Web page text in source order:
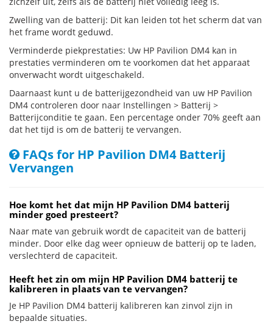
Zwelling van de batterij: Dit kan leiden tot het scherm dat van
het frame wordt geduwd.
Verminderde piekprestaties: Uw HP Pavilion DM4 kan in
prestaties verminderen om te voorkomen dat het apparaat
onverwacht wordt uitgeschakeld.
Daarnaast kunt u de batterijgezondheid van uw HP Pavilion
DM4 controleren door naar Instellingen > Batterij >
Batterijconditie te gaan. Een percentage onder 70% geeft aan
dat het tijd is om de batterij te vervangen.
FAQs for HP Pavilion DM4 Batterij
Vervangen
Hoe komt het dat mijn HP Pavilion DM4 batterij
minder goed presteert?
Naar mate van gebruik wordt de capaciteit van de batterij
minder. Door elke dag weer opnieuw de batterij op te laden,
verslechterd de capaciteit.
Heeft het zin om mijn HP Pavilion DM4 batterij te
kalibreren in plaats van te vervangen?
Je HP Pavilion DM4 batterij kalibreren kan zinvol zijn in
bepaalde situaties.